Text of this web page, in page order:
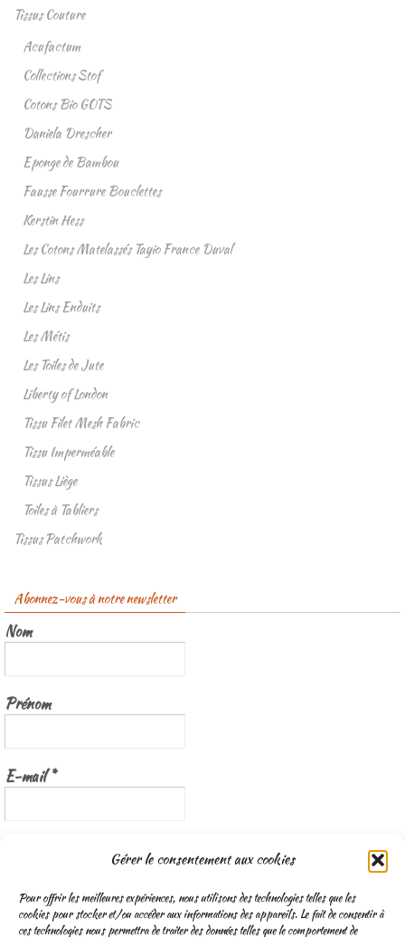
Gérer le consentement aux cookies
Pour offrir les meilleures expériences, nous utilisons des technologies telles que les
cookies pour stocker et/ou accéder aux informations des appareils. Le fait de consentir à
ces technologies nous permettra de traiter des données telles que le comportement de
Tissus Couture
Acufactum
Collections Stof
Cotons Bio GOTS
Daniela Drescher
Eponge de Bambou
Fausse Fourrure Bouclettes
Kerstin Hess
Les Cotons Matelassés Tayio France Duval
Les Lins
Les Lins Enduits
Les Métis
Les Toiles de Jute
Liberty of London
Tissu Filet Mesh Fabric
Tissu Imperméable
Tissus Liège
Toiles à Tabliers
Tissus Patchwork
Abonnez-vous à notre newsletter
Nom
Prénom
E-mail*
Nous gardons vos données privées et ne les partageons qu’avec les
tierces parties qui rendent ce service possible.Lisez notre politique de
confidentialité